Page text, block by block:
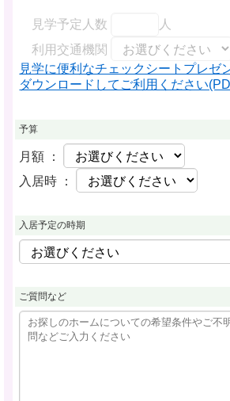
見学予定人数
人
利用交通機関
見学に便利なチェックシートプレゼ
ダウンロードしてご利用ください
予算
月額 ：
入居時 ：
入居予定の時期
ご質問など